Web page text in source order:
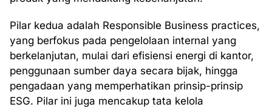
Pilar kedua adalah Responsible Business practices,
yang berfokus pada pengelolaan internal yang
berkelanjutan, mulai dari efisiensi energi di kantor,
penggunaan sumber daya secara bijak, hingga
pengadaan yang memperhatikan prinsip-prinsip
ESG. Pilar ini juga mencakup tata kelola